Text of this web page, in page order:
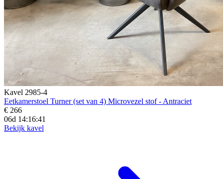
Kavel 2985-4
Eetkamerstoel Turner (set van 4) Microvezel stof - Antraciet
€ 266
06d 14:16:39
Bekijk kavel